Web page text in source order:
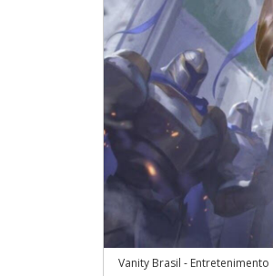
Vanity Brasil - Entretenimento